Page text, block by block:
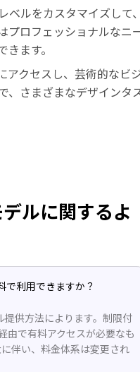
ベルをカスタマイズして
プロフェッショナルなニ
ます。
アクセスし、芸術的なビ
、さまざまなデザインタ
ルに関するよ
利用できますか？
供方法によります。制限付
由で有料アクセスが必要なも
伴い、料金体系は変更され